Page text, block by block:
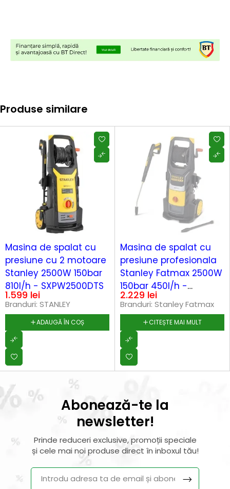
Produse similare
Masina de spalat cu
presiune cu 2 motoare
Stanley 2500W 150bar
810l/h - SXPW2500DTS
1.599 lei
Branduri: STANLEY
ADAUGĂ ÎN COȘ
Masina de spalat cu
presiune profesionala
Stanley Fatmax 2500W
150bar 450l/h -
SXFPW25E
2.229 lei
Branduri: Stanley Fatmax
CITEȘTE MAI MULT
Abonează-te la
newsletter!
Prinde reduceri exclusive, promoții speciale
și cele mai noi produse direct în inboxul tău!